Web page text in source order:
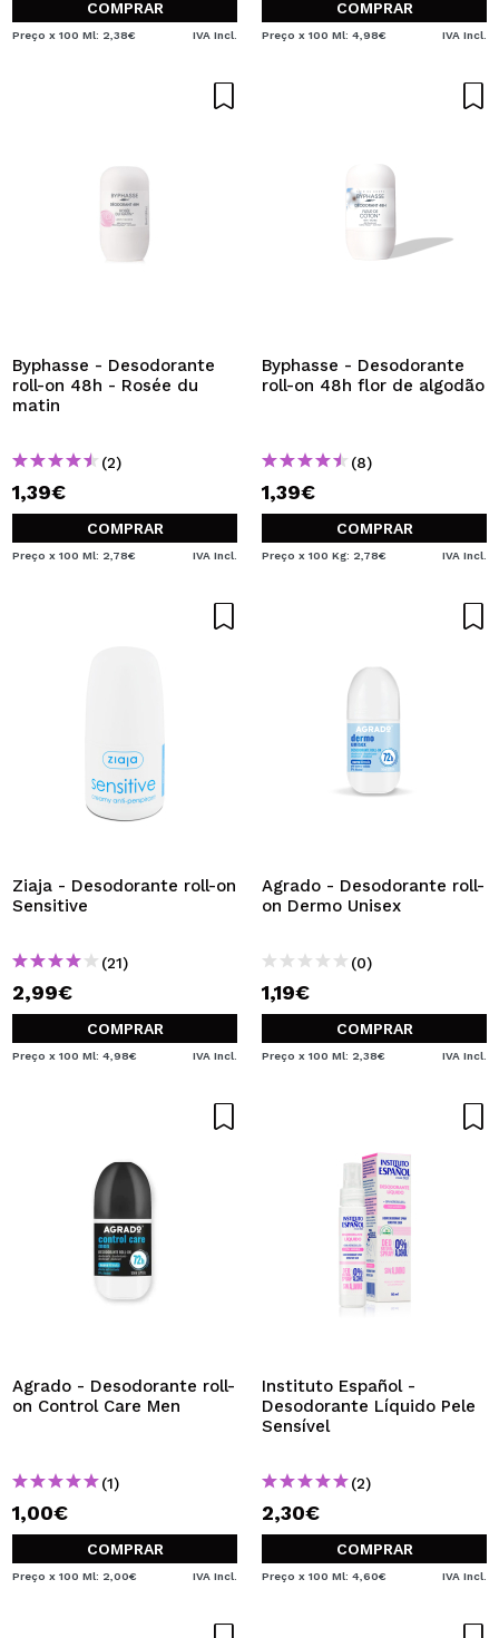
COMPRAR
Preço x 100 Ml: 2,38€ IVA Incl.
COMPRAR
Preço x 100 Ml: 4,98€ IVA Incl.
Byphasse - Desodorante
roll-on 48h - Rosée du
matin
(2)
1,39€
COMPRAR
Preço x 100 Ml: 2,78€ IVA Incl.
Byphasse - Desodorante
roll-on 48h flor de algodão
(8)
1,39€
COMPRAR
Preço x 100 Kg: 2,78€ IVA Incl.
Ziaja - Desodorante roll-on
Sensitive
(21)
2,99€
COMPRAR
Preço x 100 Ml: 4,98€ IVA Incl.
Agrado - Desodorante roll-
on Dermo Unisex
(0)
1,19€
COMPRAR
Preço x 100 Ml: 2,38€ IVA Incl.
Agrado - Desodorante roll-
on Control Care Men
(1)
1,00€
COMPRAR
Preço x 100 Ml: 2,00€ IVA Incl.
Instituto Español -
Desodorante Líquido Pele
Sensível
(2)
2,30€
COMPRAR
Preço x 100 Ml: 4,60€ IVA Incl.